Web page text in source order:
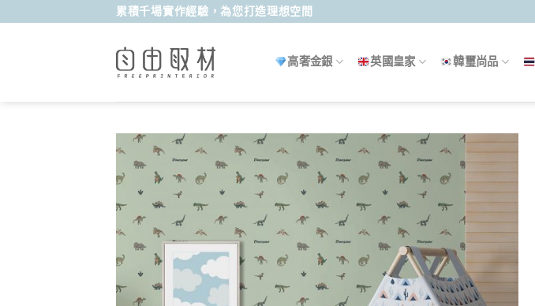
累積千場實作經驗，為您打造理想空間
高奢金銀 英國皇家 韓璽尚品